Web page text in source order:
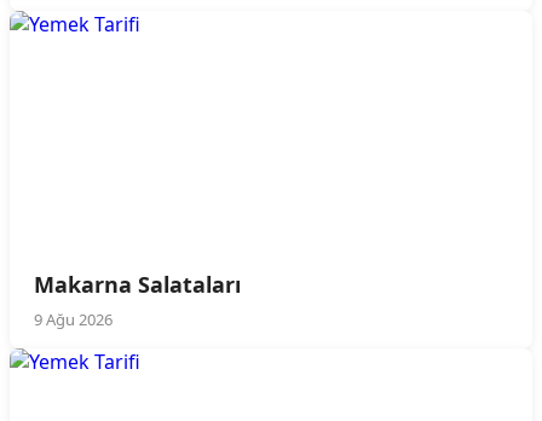
Makarna Salataları
9 Ağu 2026